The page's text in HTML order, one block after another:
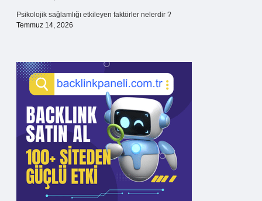
Psikolojik sağlamlığı etkileyen faktörler nelerdir ?
Temmuz 14, 2026